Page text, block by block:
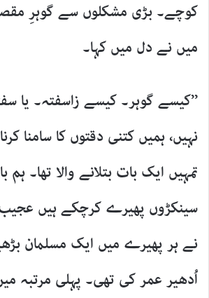
کوچے۔ بڑی مشکلوں سے گوہرِ
میں نے دل میں کہا۔
’’کیسے گوہر۔ کیسے زاسفتہ۔ یا
نہیں، ہمیں کتنی دقتوں کا سامنا
تمہیں ایک بات بتلانے والا تھا۔ ہم
سینکڑوں پھیرے کرچکے ہیں
نے ہر پھیرے میں ایک مسلمان
اُدھیر عمر کی تھی۔ پہلی مرتبہ